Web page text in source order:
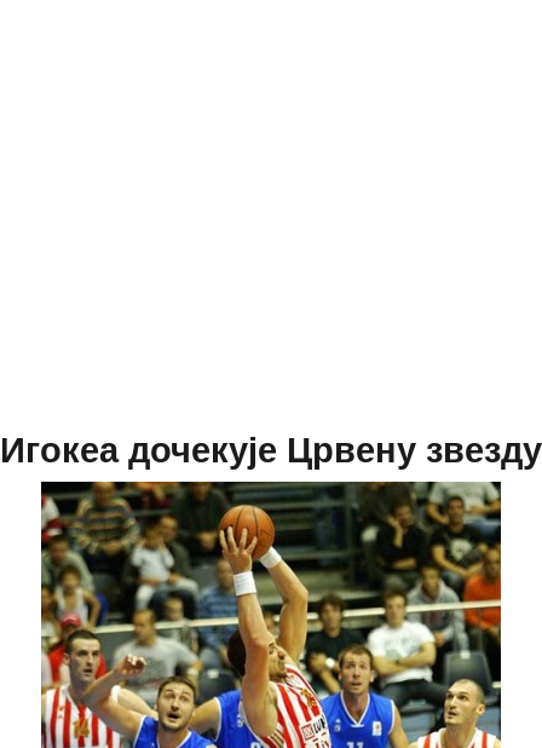
Игокеа дочекује Црвену звезду